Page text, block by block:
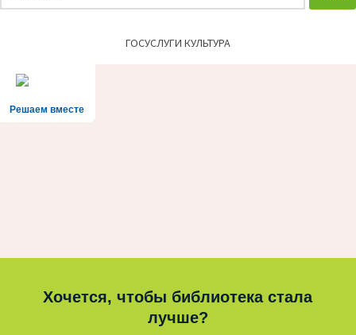
ГОСУСЛУГИ КУЛЬТУРА
Решаем вместе
Хочется, чтобы библиотека стала
лучше?